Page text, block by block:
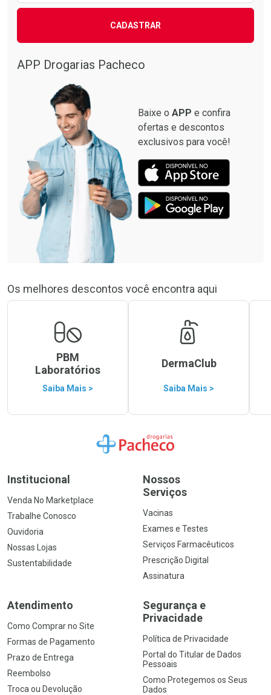
CADASTRAR
APP Drogarias Pacheco
Baixe o APP e confira
ofertas e descontos
exclusivos para você!
Os melhores descontos você encontra aqui
PBM
Laboratórios
Saiba Mais >
DermaClub
Saiba Mais >
Ir para a Home
Institucional
Venda No Marketplace
Trabalhe Conosco
Ouvidoria
Nossas Lojas
Sustentabilidade
Nossos
Serviços
Vacinas
Exames e Testes
Serviços Farmacêuticos
Prescrição Digital
Assinatura
Atendimento
Como Comprar no Site
Formas de Pagamento
Prazo de Entrega
Reembolso
Troca ou Devolução
Segurança e
Privacidade
Política de Privacidade
Portal do Titular de Dados
Pessoais
Como Protegemos os Seus
Dados